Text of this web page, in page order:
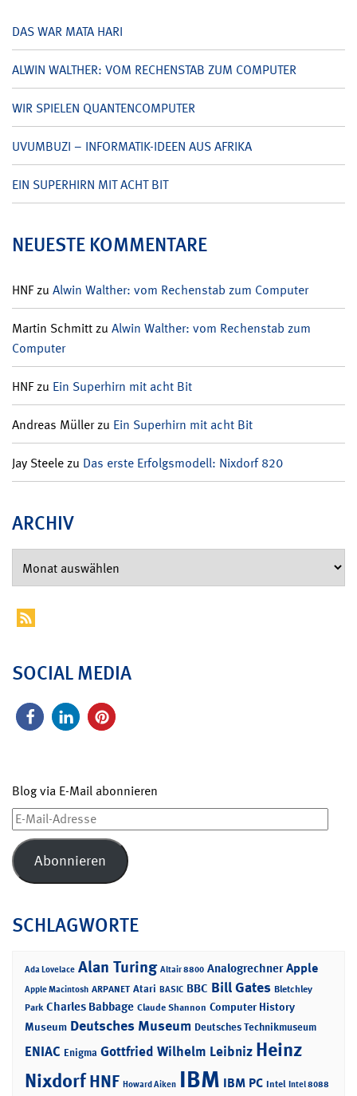
DAS WAR MATA HARI
ALWIN WALTHER: VOM RECHENSTAB ZUM COMPUTER
WIR SPIELEN QUANTENCOMPUTER
UVUMBUZI – INFORMATIK-IDEEN AUS AFRIKA
EIN SUPERHIRN MIT ACHT BIT
NEUESTE KOMMENTARE
HNFzu Alwin Walther: vom Rechenstab zum Computer
Martin Schmittzu Alwin Walther: vom Rechenstab zum
Computer
HNFzu Ein Superhirn mit acht Bit
Andreas Müllerzu Ein Superhirn mit acht Bit
Jay Steelezu Das erste Erfolgsmodell: Nixdorf 820
ARCHIV
SOCIAL MEDIA
Blog via E-Mail abonnieren
E-
Mail-
Adresse
Abonnieren
SCHLAGWORTE
Ada Lovelace Alan Turing Altair 8800 Analogrechner Apple
Apple Macintosh ARPANET Atari BASIC BBC Bill Gates Bletchley
Park Charles Babbage Claude Shannon Computer History
Museum Deutsches Museum Deutsches Technikmuseum
ENIAC Enigma Gottfried Wilhelm Leibniz Heinz
NixdorfHNF Howard Aiken IBM IBM PC Intel Intel 8088